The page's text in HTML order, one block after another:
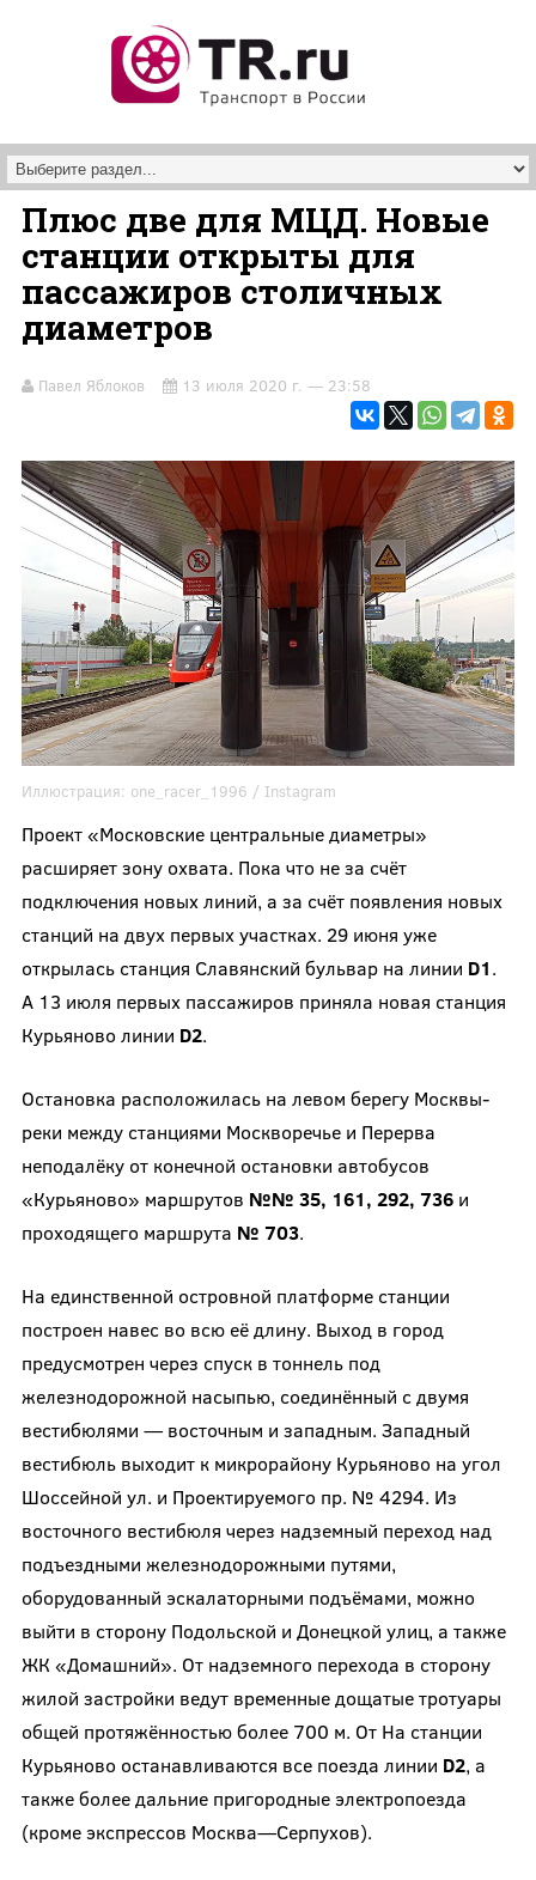
Плюс две для МЦД. Новые
станции открыты для
пассажиров столичных
диаметров
Павел Яблоков 13 июля 2020 г. — 23:58
Иллюстрация: one_racer_1996 / Instagram
Проект «Московские центральные диаметры»
расширяет зону охвата. Пока что не за счёт
подключения новых линий, а за счёт появления новых
станций на двух первых участках. 29 июня уже
открылась станция Славянский бульвар на линии D1.
А 13 июля первых пассажиров приняла новая станция
Курьяново линии D2.
Остановка расположилась на левом берегу Москвы-
реки между станциями Москворечье и Перерва
неподалёку от конечной остановки автобусов
«Курьяново» маршрутов №№ 35, 161, 292, 736и
проходящего маршрута № 703.
На единственной островной платформе станции
построен навес во всю её длину. Выход в город
предусмотрен через спуск в тоннель под
железнодорожной насыпью, соединённый с двумя
вестибюлями — восточным и западным. Западный
вестибюль выходит к микрорайону Курьяново на угол
Шоссейной ул. и Проектируемого пр. № 4294. Из
восточного вестибюля через надземный переход над
подъездными железнодорожными путями,
оборудованный эскалаторными подъёмами, можно
выйти в сторону Подольской и Донецкой улиц, а также
ЖК «Домашний». От надземного перехода в сторону
жилой застройки ведут временные дощатые тротуары
общей протяжённостью более 700 м. От На станции
Курьяново останавливаются все поезда линии D2, а
также более дальние пригородные электропоезда
(кроме экспрессов Москва—Серпухов).